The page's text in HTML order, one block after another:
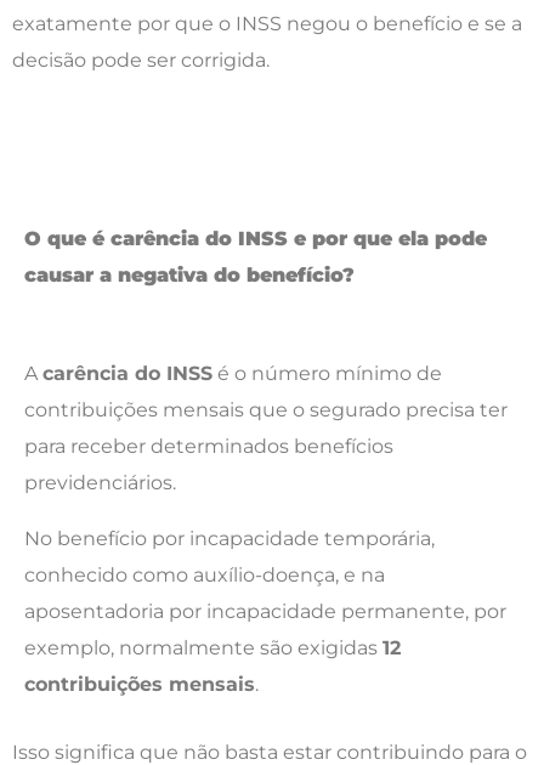
exatamente por que o INSS negou o benefício e se a
decisão pode ser corrigida.
O que é carência do INSS e por que ela pode
causar a negativa do benefício?
Acarência do INSS é o número mínimo de
contribuições mensais que o segurado precisa ter
para receber determinados benefícios
previdenciários.
No benefício por incapacidade temporária,
conhecido como auxílio-doença, e na
aposentadoria por incapacidade permanente, por
exemplo, normalmente são exigidas 12
contribuições mensais.
Isso significa que não basta estar contribuindo para o